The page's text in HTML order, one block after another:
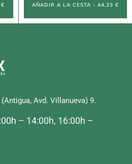
AÑADIR A LA CESTA - 44,33 €
Avd. Villanueva) 9.
– 14:00h, 16:00h –